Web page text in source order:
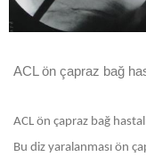
ACL ön çapraz bağ
ACL ön çapraz bağ
Bu diz yaralanması ön